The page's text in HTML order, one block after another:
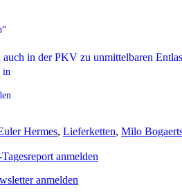
in
Hermes, Lieferketten, Milo